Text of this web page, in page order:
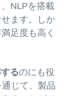
NLPを搭載
ます。しか
足度も高く
るのにも役
じて、製品